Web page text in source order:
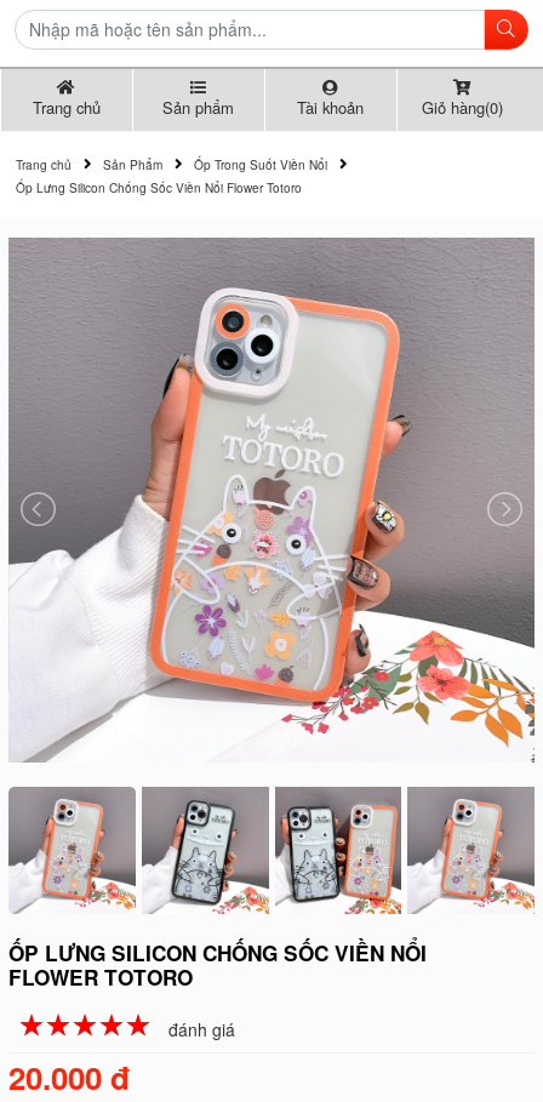
Trang chủ Sản phẩm Tài khoản Giỏ hàng(0)
Trang chủ Sản Phẩm
Ốp Trong Suốt Viền Nổi
Ốp Lưng Silicon Chống Sốc Viền Nổi Flower Totoro
ỐP LƯNG SILICON CHỐNG SỐC VIỀN NỔI
FLOWER TOTORO
☆☆☆☆☆
★★★★★ đánh giá
20.000 đ